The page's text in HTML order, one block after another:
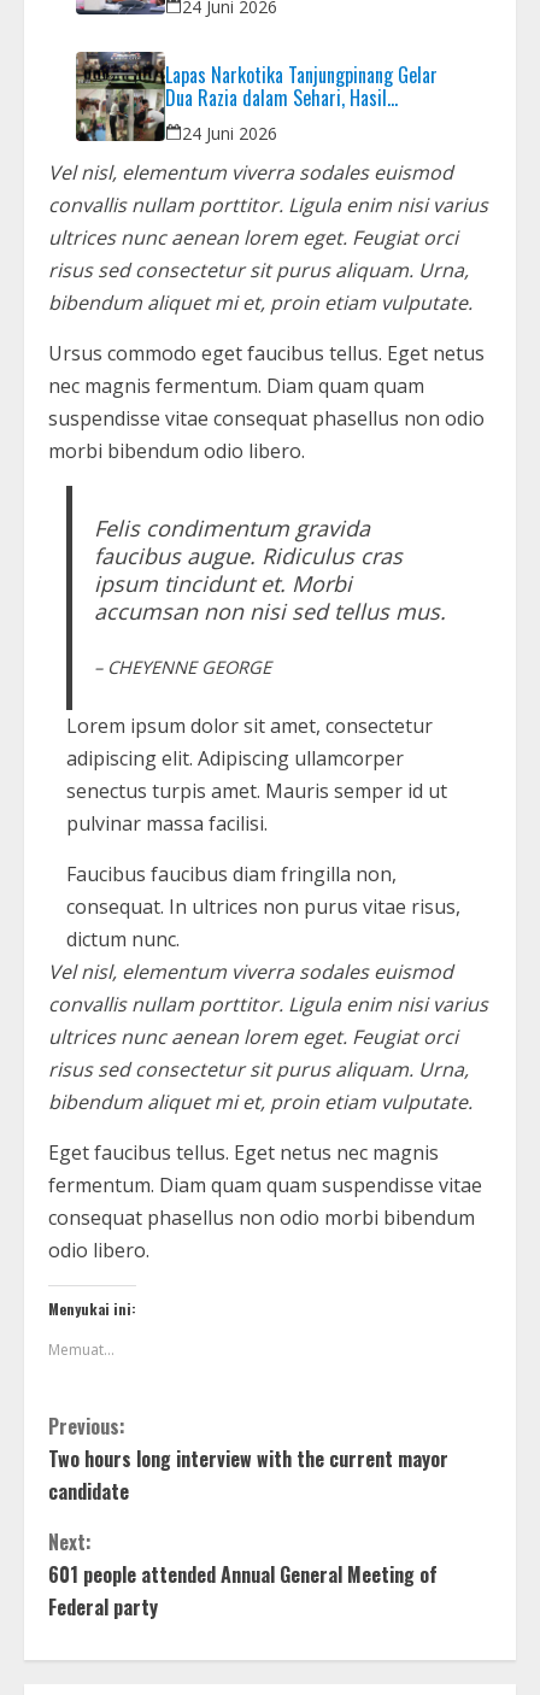
24 Juni 2026
Lapas Narkotika Tanjungpinang Gelar
Dua Razia dalam Sehari, Hasil
Pemeriksaan Nihil Barang Terlarang
24 Juni 2026
Vel nisl, elementum viverra sodales euismod
convallis nullam porttitor. Ligula enim nisi varius
ultrices nunc aenean lorem eget. Feugiat orci
risus sed consectetur sit purus aliquam. Urna,
bibendum aliquet mi et, proin etiam vulputate.
Ursus commodo eget faucibus tellus. Eget netus
nec magnis fermentum. Diam quam quam
suspendisse vitae consequat phasellus non odio
morbi bibendum odio libero.
Felis condimentum gravida
faucibus augue. Ridiculus cras
ipsum tincidunt et. Morbi
accumsan non nisi sed tellus mus.
– CHEYENNE GEORGE
Lorem ipsum dolor sit amet, consectetur
adipiscing elit. Adipiscing ullamcorper
senectus turpis amet. Mauris semper id ut
pulvinar massa facilisi.
Faucibus faucibus diam fringilla non,
consequat. In ultrices non purus vitae risus,
dictum nunc.
Vel nisl, elementum viverra sodales euismod
convallis nullam porttitor. Ligula enim nisi varius
ultrices nunc aenean lorem eget. Feugiat orci
risus sed consectetur sit purus aliquam. Urna,
bibendum aliquet mi et, proin etiam vulputate.
Eget faucibus tellus. Eget netus nec magnis
fermentum. Diam quam quam suspendisse vitae
consequat phasellus non odio morbi bibendum
odio libero.
Menyukai ini:
Memuat...
Previous:
Two hours long interview with the current mayor
candidate
Next:
601 people attended Annual General Meeting of
Federal party